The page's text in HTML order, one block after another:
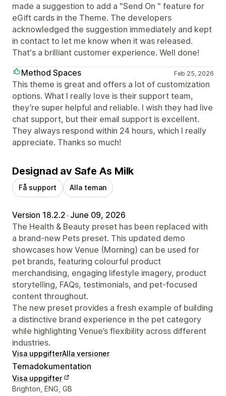
made a suggestion to add a "Send On " feature for
eGift cards in the Theme. The developers
acknowledged the suggestion immediately and kept
in contact to let me know when it was released.
That's a brilliant customer experience. Well done!
Method Spaces
Feb 25, 2026
This theme is great and offers a lot of customization
options. What I really love is their support team,
they’re super helpful and reliable. I wish they had live
chat support, but their email support is excellent.
They always respond within 24 hours, which I really
appreciate. Thanks so much!
Designad av Safe As Milk
Få support Alla teman
Version 18.2.2•June 09, 2026
The Health & Beauty preset has been replaced with
a brand-new Pets preset. This updated demo
showcases how Venue (Morning) can be used for
pet brands, featuring colourful product
merchandising, engaging lifestyle imagery, product
storytelling, FAQs, testimonials, and pet-focused
content throughout.
The new preset provides a fresh example of building
a distinctive brand experience in the pet category
while highlighting Venue’s flexibility across different
industries.
Visa uppgifterAlla versioner
Temadokumentation
Visa uppgifter
Designerns kontaktuppgifter
Brighton, ENG, GB